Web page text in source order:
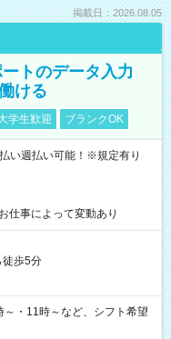
掲載日：2026.08.05
トのデータ入力
ける
学生歓迎 ブランクOK
い週払い可能！※規定有り
事によって変動あり
徒歩5分
・11時～など、シフト希望